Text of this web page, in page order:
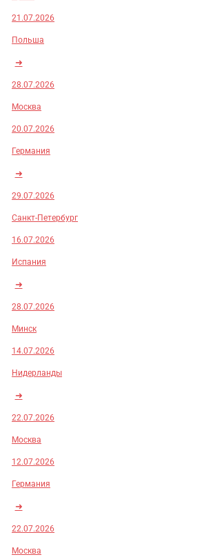
21.07.2026
Польша
➜
28.07.2026
Москва
20.07.2026
Германия
➜
29.07.2026
Санкт-Петербург
16.07.2026
Испания
➜
28.07.2026
Минск
14.07.2026
Нидерланды
➜
22.07.2026
Москва
12.07.2026
Германия
➜
22.07.2026
Москва